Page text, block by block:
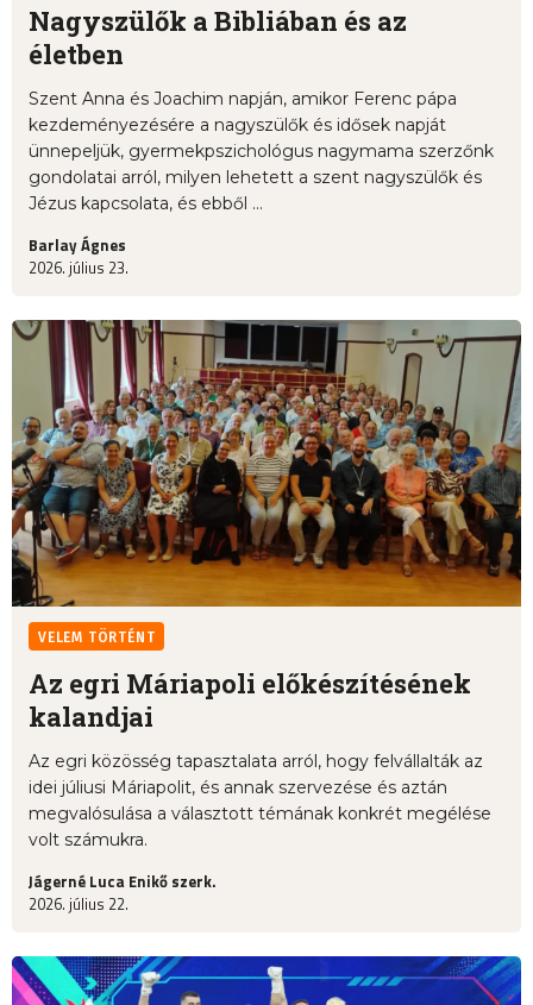
Nagyszülők a Bibliában és az
életben
Szent Anna és Joachim napján, amikor Ferenc pápa
kezdeményezésére a nagyszülők és idősek napját
ünnepeljük, gyermekpszichológus nagymama szerzőnk
gondolatai arról, milyen lehetett a szent nagyszülők és
Jézus kapcsolata, és ebből ...
Barlay Ágnes
2026. július 23.
VELEM TÖRTÉNT
Az egri Máriapoli előkészítésének
kalandjai
Az egri közösség tapasztalata arról, hogy felvállalták az
idei júliusi Máriapolit, és annak szervezése és aztán
megvalósulása a választott témának konkrét megélése
volt számukra.
Jágerné Luca Enikő szerk.
2026. július 22.